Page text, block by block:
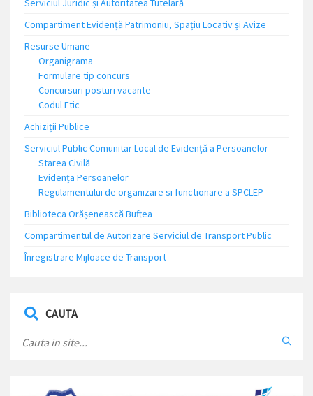
Serviciul Juridic și Autoritatea Tutelară
Compartiment Evidență Patrimoniu, Spațiu Locativ și Avize
Resurse Umane
Organigrama
Formulare tip concurs
Concursuri posturi vacante
Codul Etic
Achiziții Publice
Serviciul Public Comunitar Local de Evidență a Persoanelor
Starea Civilă
Evidența Persoanelor
Regulamentului de organizare si functionare a SPCLEP
Biblioteca Orășenească Buftea
Compartimentul de Autorizare Serviciul de Transport Public
Înregistrare Mijloace de Transport
CAUTA